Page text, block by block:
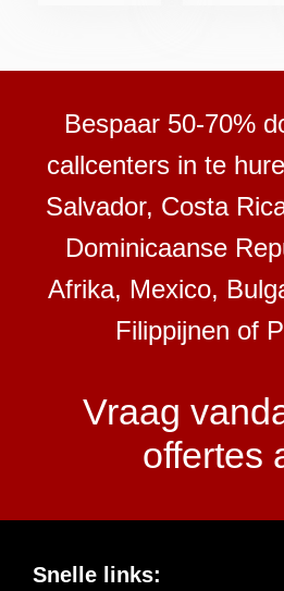
Bespaar 50-70%
callcenters in te
Salvador, Costa
Dominicaanse
Afrika, Mexico,
Filippijnen of
Vraag
offertes
Snelle links: